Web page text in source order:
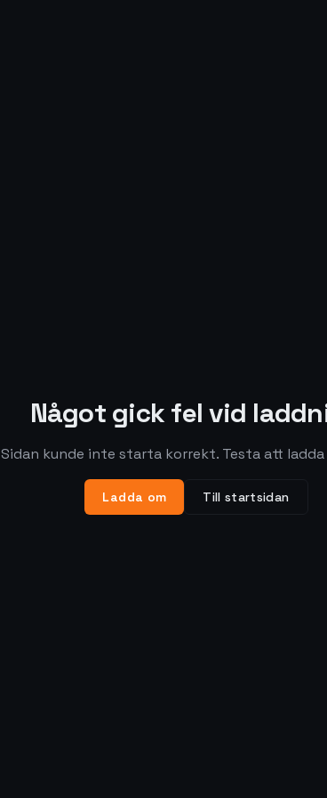
Något gick fel vid
Sidan kunde inte starta korrekt. Testa att ladda
Ladda om Till startsidan